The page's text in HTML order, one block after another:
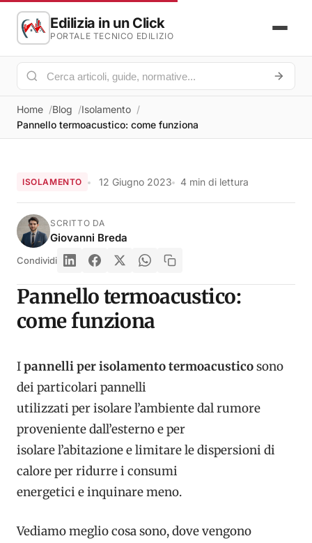
Edilizia in un Click
PORTALE TECNICO EDILIZIO
Home Blog
Isolamento
Pannello termoacustico: come funziona
ISOLAMENTO 12 Giugno 2023 4 min di lettura
SCRITTO DA
Giovanni Breda
Condividi
Pannello termoacustico:
come funziona
Ipannelli per isolamento termoacusticosono
dei particolari pannelli
utilizzati per isolare l’ambiente dal rumore
proveniente dall’esterno e per
isolare l’abitazione e limitare le dispersioni di
calore per ridurre i consumi
energetici e inquinare meno.
Vediamo meglio cosa sono, dove vengono